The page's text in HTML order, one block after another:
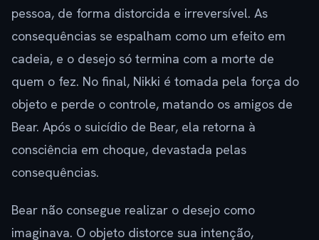
pessoa, de forma distorcida e irreversível. As
consequências se espalham como um efeito em
cadeia, e o desejo só termina com a morte de
quem o fez. No final, Nikki é tomada pela força do
objeto e perde o controle, matando os amigos de
Bear. Após o suicídio de Bear, ela retorna à
consciência em choque, devastada pelas
consequências.
Bear não consegue realizar o desejo como
imaginava. O objeto distorce sua intenção,